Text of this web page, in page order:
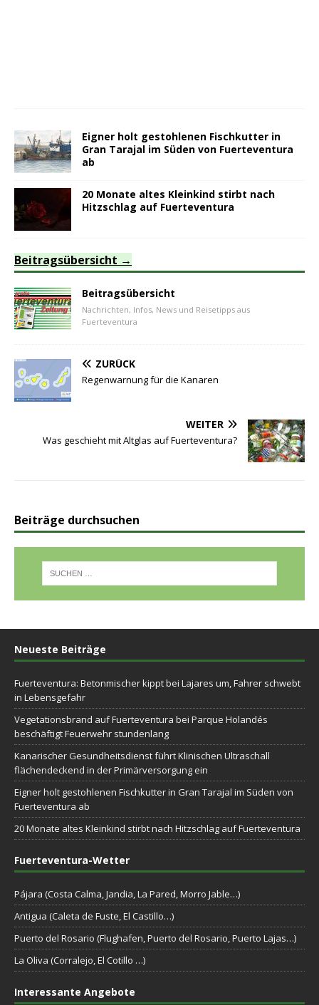
Eigner holt gestohlenen Fischkutter in
Gran Tarajal im Süden von Fuerteventura
ab
20 Monate altes Kleinkind stirbt nach
Hitzschlag auf Fuerteventura
Beitragsübersicht
Beitragsübersicht
Nachrichten, Infos, News und Reisetipps aus
Fuerteventura
ZURÜCK
Regenwarnung für die Kanaren
WEITER
Was geschieht mit Altglas auf Fuerteventura?
Beiträge durchsuchen
Neueste Beiträge
Fuerteventura: Betonmischer kippt bei Lajares um, Fahrer schwebt
in Lebensgefahr
Vegetationsbrand auf Fuerteventura bei Parque Holandés
beschäftigt Feuerwehr stundenlang
Kanarischer Gesundheitsdienst führt Klinischen Ultraschall
flächendeckend in der Primärversorgung ein
Eigner holt gestohlenen Fischkutter in Gran Tarajal im Süden von
Fuerteventura ab
20 Monate altes Kleinkind stirbt nach Hitzschlag auf Fuerteventura
Fuerteventura-Wetter
Pájara (Costa Calma, Jandia, La Pared, Morro Jable…)
Antigua (Caleta de Fuste, El Castillo…)
Puerto del Rosario (Flughafen, Puerto del Rosario, Puerto Lajas…)
La Oliva (Corralejo, El Cotillo …)
Interessante Angebote